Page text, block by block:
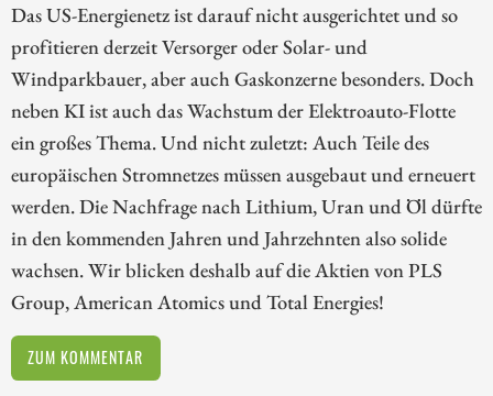
Das US-Energienetz ist darauf nicht ausgerichtet und so
profitieren derzeit Versorger oder Solar- und
Windparkbauer, aber auch Gaskonzerne besonders. Doch
neben KI ist auch das Wachstum der Elektroauto-Flotte
ein großes Thema. Und nicht zuletzt: Auch Teile des
europäischen Stromnetzes müssen ausgebaut und erneuert
werden. Die Nachfrage nach Lithium, Uran und Öl dürfte
in den kommenden Jahren und Jahrzehnten also solide
wachsen. Wir blicken deshalb auf die Aktien von PLS
Group, American Atomics und Total Energies!
ZUM KOMMENTAR